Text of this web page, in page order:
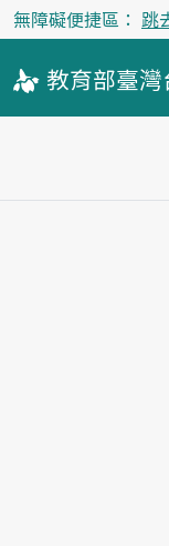
無障礙便捷區： 跳
教育部臺